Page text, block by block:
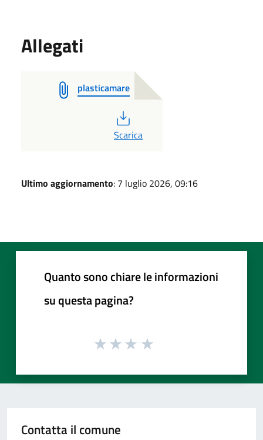
Allegati
plasticamare
PDF
Scarica
Ultimo aggiornamento: 7 luglio 2026, 09:16
Quanto sono chiare le informazioni
su questa pagina?
Contatta il comune